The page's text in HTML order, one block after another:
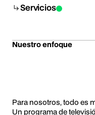
Servicios
Nuestro enfoque
Para nosotros, todo es
Un programa de